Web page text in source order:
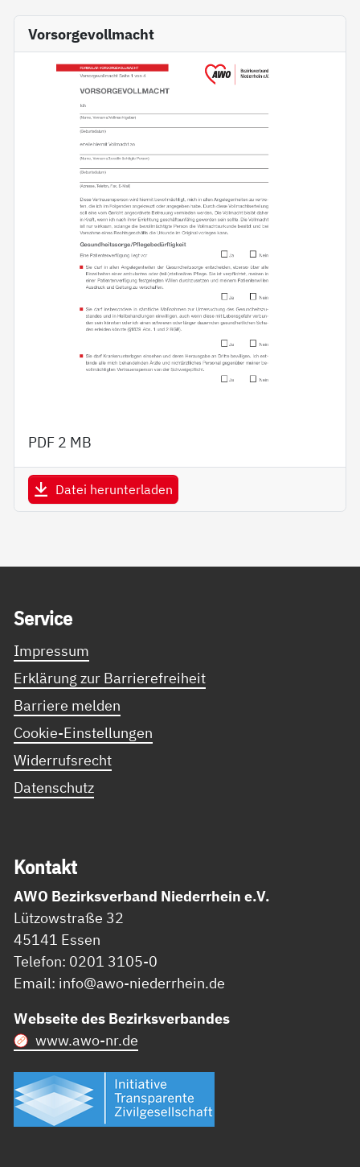
Vorsorgevollmacht
PDF 2 MB
Datei herunterladen
Ser­vice
Impressum
Erklärung zur Barrierefreiheit
Barriere melden
Cookie-Einstellungen
Widerrufsrecht
Datenschutz
Kon­takt
AWO Bezirksverband Niederrhein e.V.
Lützowstraße 32
45141 Essen
Telefon: 0201 3105-0
Email: info@awo-niederrhein.de
Webseite des Bezirksverbandes
www.awo-nr.de